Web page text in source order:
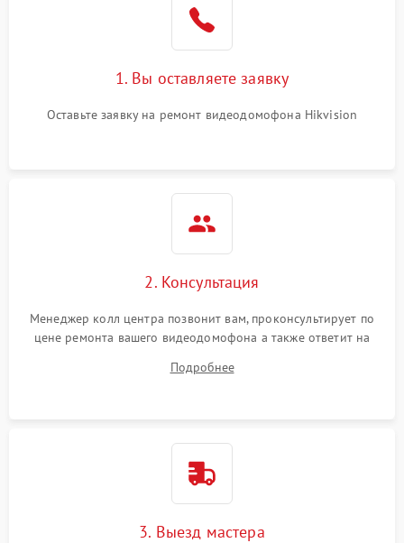
1. Вы оставляете заявку
Оставьте заявку на ремонт видеодомофона Hikvision
2. Консультация
Менеджер колл центра позвонит вам, проконсультирует по
цене ремонта вашего видеодомофона а также ответит на
Подробнее
3. Выезд мастера